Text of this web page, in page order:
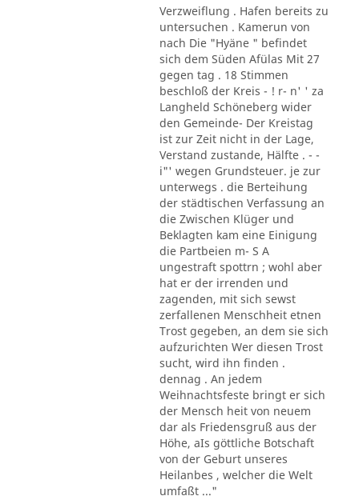
Verzweiflung . Hafen bereits zu
untersuchen . Kamerun von
nach Die "Hyäne " befindet
sich dem Süden Afülas Mit 27
gegen tag . 18 Stimmen
beschloß der Kreis - ! r- n' ' za
Langheld Schöneberg wider
den Gemeinde- Der Kreistag
ist zur Zeit nicht in der Lage,
Verstand zustande, Hälfte . - -
i"' wegen Grundsteuer. je zur
unterwegs . die Berteihung
der städtischen Verfassung an
die Zwischen Klüger und
Beklagten kam eine Einigung
die Partbeien m- S A
ungestraft spottrn ; wohl aber
hat er der irrenden und
zagenden, mit sich sewst
zerfallenen Menschheit etnen
Trost gegeben, an dem sie sich
aufzurichten Wer diesen Trost
sucht, wird ihn finden .
dennag . An jedem
Weihnachtsfeste bringt er sich
der Mensch heit von neuem
dar als Friedensgruß aus der
Höhe, aIs göttliche Botschaft
von der Geburt unseres
Heilanbes , welcher die Welt
umfaßt ..."